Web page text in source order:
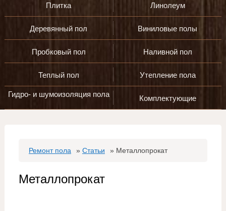
Плитка Линолеум
Деревянный пол Виниловые полы
Пробковый пол Наливной пол
Теплый пол Утепление пола
Гидро- и шумоизоляция пола Комплектующие
Ремонт пола » Статьи » Металлопрокат
Металлопрокат